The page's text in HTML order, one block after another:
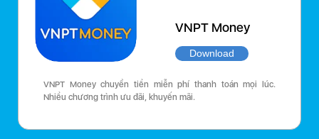
VNPT Money
Download
VNPT Money chuyển tiền miễn phí thanh toán mọi lúc.
Nhiều chương trình ưu đãi, khuyến mãi.